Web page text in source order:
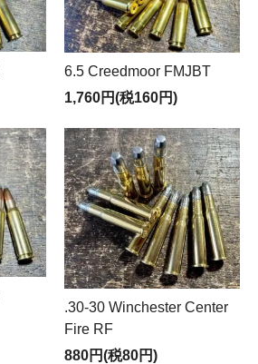
6.5 Creedmoor FMJBT
1,760円(税160円)
.30-30 Winchester Center
Fire RF
880円(税80円)